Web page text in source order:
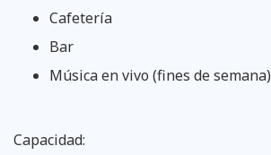
Cafetería
Bar
Música en vivo (fines de semana)
Capacidad: